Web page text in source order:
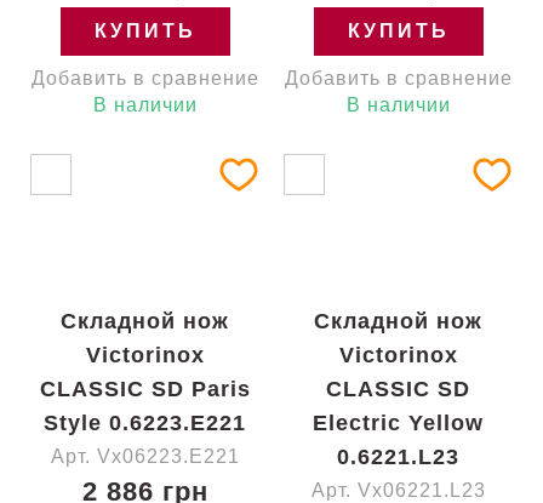
КУПИТЬ
Добавить в сравнение
В наличии
КУПИТЬ
Добавить в сравнение
В наличии
Складной нож
Victorinox
CLASSIC SD Paris
Style 0.6223.E221
Арт. Vx06223.E221
2 886 грн
Складной нож
Victorinox
CLASSIC SD
Electric Yellow
0.6221.L23
Арт. Vx06221.L23